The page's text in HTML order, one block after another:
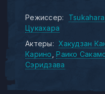
Режиссер:
Цукахара
Актеры:
Хакудзан
Карино
Раико
Сэридзава